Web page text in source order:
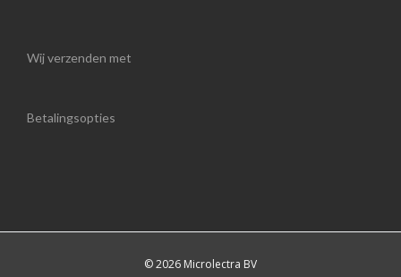
Wij verzenden met
Betalingsopties
© 2026 Microlectra BV